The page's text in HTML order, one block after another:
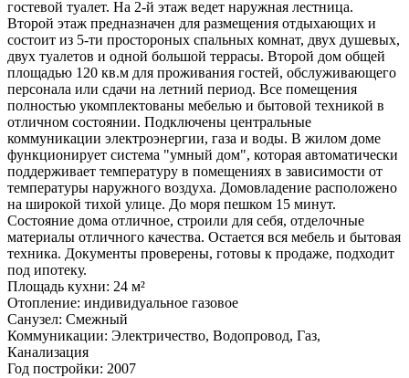
гостевой туалет. На 2-й этаж ведет наружная лестница.
Второй этаж предназначен для размещения отдыхающих и
состоит из 5-ти простороных спальных комнат, двух душевых,
двух туалетов и одной большой террасы. Второй дом общей
площадью 120 кв.м для проживания гостей, обслуживающего
персонала или сдачи на летний период. Все помещения
полностью укомплектованы мебелью и бытовой техникой в
отличном состоянии. Подключены центральные
коммуникации электроэнергии, газа и воды. В жилом доме
функционирует система "умный дом", которая автоматически
поддерживает температуру в помещениях в зависимости от
температуры наружного воздуха. Домовладение расположено
на широкой тихой улице. До моря пешком 15 минут.
Состояние дома отличное, строили для себя, отделочные
материалы отличного качества. Остается вся мебель и бытовая
техника. Документы проверены, готовы к продаже, подходит
под ипотеку.
Площадь кухни: 24 м²
Отопление: индивидуальное газовое
Санузел: Смежный
Коммуникации: Электричество, Водопровод, Газ,
Канализация
Год постройки: 2007